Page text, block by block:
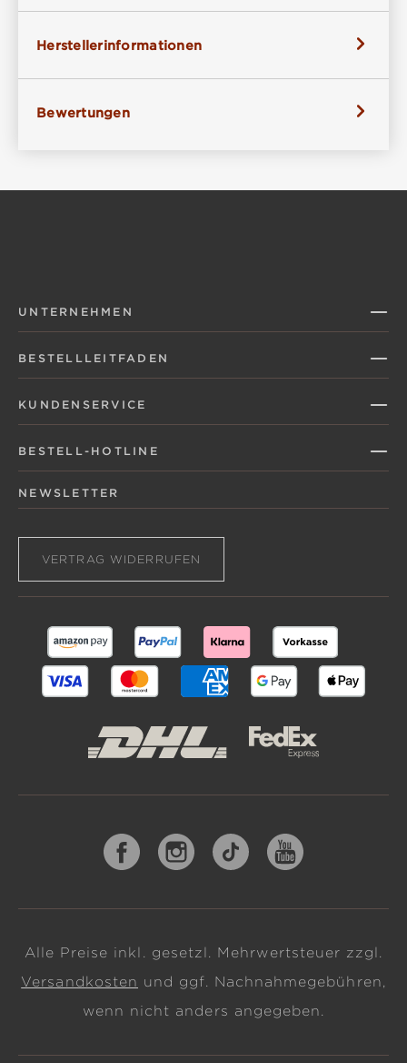
Herstellerinformationen
Bewertungen
UNTERNEHMEN
BESTELLLEITFADEN
KUNDENSERVICE
BESTELL-HOTLINE
NEWSLETTER
VERTRAG WIDERRUFEN
Alle Preise inkl. gesetzl. Mehrwertsteuer zzgl.
Versandkosten und ggf. Nachnahmegebühren,
wenn nicht anders angegeben.